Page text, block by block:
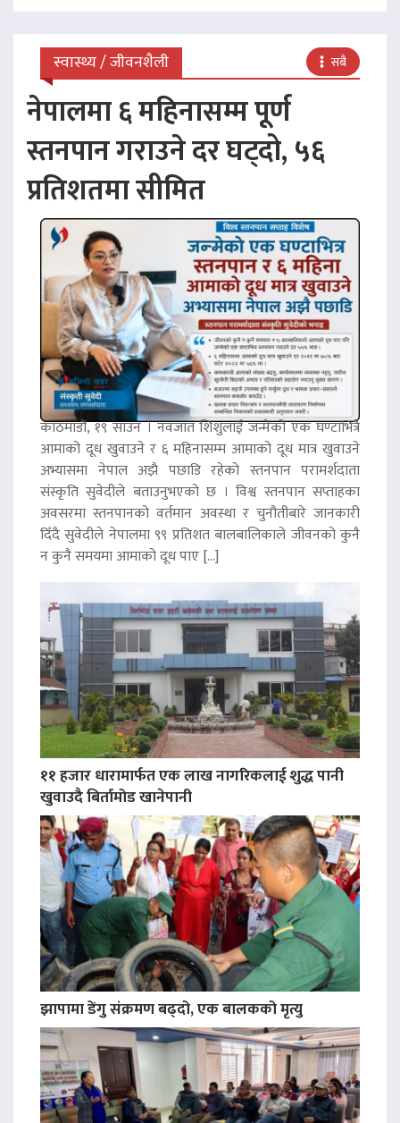
स्वास्थ्य / जीवनशैली सबै
नेपालमा ६ महिनासम्म पूर्ण
स्तनपान गराउने दर घट्दो, ५६
प्रतिशतमा सीमित
काठमाडौं, १९ साउन । नवजात शिशुलाई जन्मेको एक घण्टाभित्रै
आमाको दूध खुवाउने र ६ महिनासम्म आमाको दूध मात्र खुवाउने
अभ्यासमा नेपाल अझै पछाडि रहेको स्तनपान परामर्शदाता
संस्कृति सुवेदीले बताउनुभएको छ । विश्व स्तनपान सप्ताहका
अवसरमा स्तनपानको वर्तमान अवस्था र चुनौतीबारे जानकारी
दिँदै सुवेदीले नेपालमा ९९ प्रतिशत बालबालिकाले जीवनको कुनै
न कुनै समयमा आमाको दूध पाए […]
११ हजार धारामार्फत एक लाख नागरिकलाई शुद्ध पानी
खुवाउदै बिर्तामोड खानेपानी
झापामा डेंगु संक्रमण बढ्दो, एक बालकको मृत्यु